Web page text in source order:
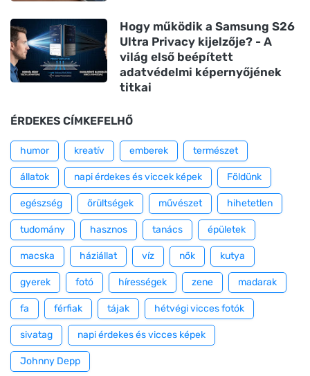
Hogy működik a Samsung S26
Ultra Privacy kijelzője? - A
világ első beépített
adatvédelmi képernyőjének
titkai
ÉRDEKES CÍMKEFELHŐ
humor kreatív emberek természet
állatok napi érdekes és viccek képek Földünk
egészség őrültségek művészet hihetetlen
tudomány hasznos tanács épületek
macska háziállat víz nők kutya
gyerek fotó hírességek zene madarak
fa férfiak tájak hétvégi vicces fotók
sivatag napi érdekes és vicces képek
Johnny Depp